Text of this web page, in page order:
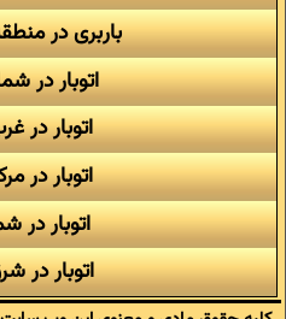
باربری در منطقه 22
اتوبار در
اتوبار در
اتوبار در
اتوبار در
اتوبار در